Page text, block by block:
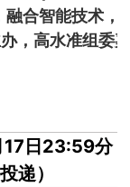
合智能技术，
，高水准组委
17日23:59分
递）